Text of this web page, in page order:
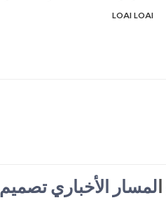
LOAI LOAI
المسار الأخباري تصميم Hakam